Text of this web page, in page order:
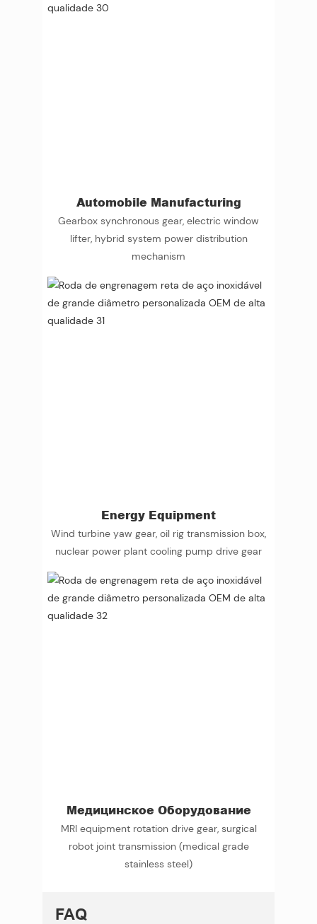
Automobile Manufacturing
Gearbox synchronous gear, electric window
lifter, hybrid system power distribution
mechanism
Energy Equipment
Wind turbine yaw gear, oil rig transmission box,
nuclear power plant cooling pump drive gear
Медицинское Оборудование
MRI equipment rotation drive gear, surgical
robot joint transmission (medical grade
stainless steel)
FAQ